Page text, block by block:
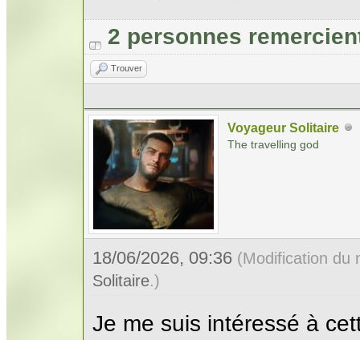
2 personnes
Trouver
Voyageur Solitaire
The travelling god
18/06/2026, 09:36 (Modification du
Solitaire.)
Je me suis intéressé à